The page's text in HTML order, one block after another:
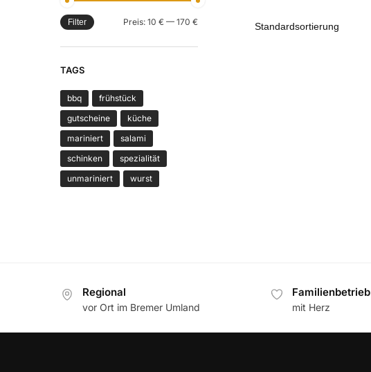
Filter Preis: 10 € — 170 €
TAGS
bbq
frühstück
gutscheine
küche
mariniert
salami
schinken
spezialität
unmariniert
wurst
Regional
vor Ort im Bremer Umland
Familienbetrieb
mit Herz